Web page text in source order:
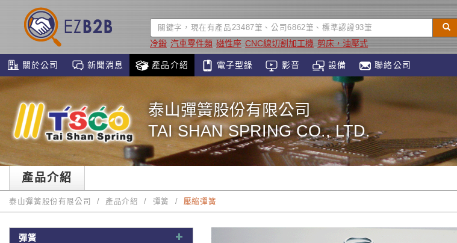
冷鍛 汽車零件類 磁性座 CNC線切割加工機 剪床，油壓式
關於公司 新聞消息 產品介紹 電子型錄 影音 設備 聯絡公司
泰山彈簧股份有限公司
TAI SHAN SPRING CO., LTD.
產品介紹
泰山彈簧股份有限公司 產品介紹 彈簧 壓縮彈簧
彈簧